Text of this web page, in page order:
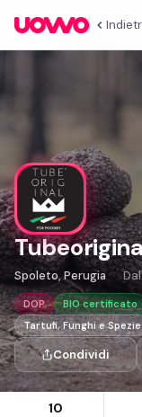
Spoleto, Perugia
DOP BIO certificato
Tartufi, Funghi e Spezie
Condividi
10